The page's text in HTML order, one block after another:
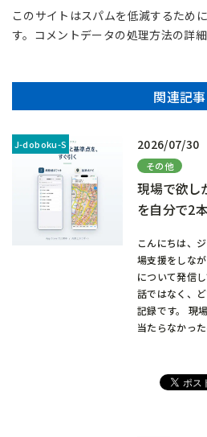
このサイトはスパムを低減するため
す。 コメントデータの処理方法の詳
関連記事
2026/07/30
その他
現場で欲し
を自分で2
こんにちは、
場支援をしな
について発信
話ではなく、
記録です。 現
当たらなかっ